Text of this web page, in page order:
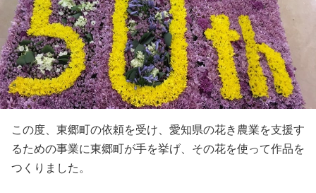
この度、東郷町の依頼を受け、愛知県の花き農業を支援す
るための事業に東郷町が手を挙げ、その花を使って作品を
つくりました。